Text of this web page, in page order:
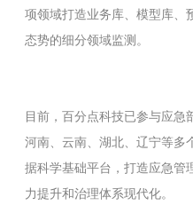
项领域打造业务库、模型库、
态势的细分领域监测。
目前，百分点科技已参与应急
河南、云南、湖北、辽宁等多
据科学基础平台，打造应急管
力提升和治理体系现代化。